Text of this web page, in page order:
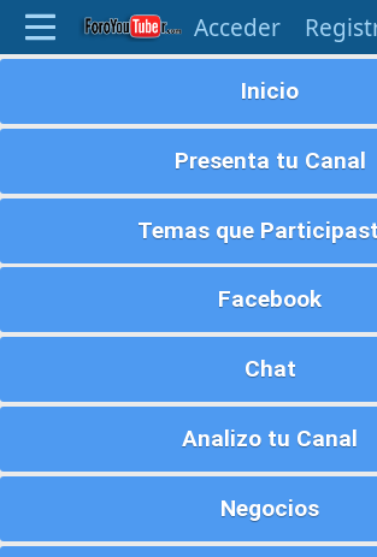
Acceder
Inicio
Presenta tu Canal
Temas que
Facebook
Chat
Analizo tu Canal
Negocios